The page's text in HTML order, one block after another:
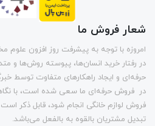
شعار فروش ما
امروزه با توجه به پیشرفت روز افزون
در رفتار خرید انسان‌ها، پیوسته روش‌ها
حرفه‌ای و ایجاد راهکارهای متفاوت توسط
در فروش حرفه‌ای ما سعی شده است، با
فروش لوازم خانگی انجام شود، قابل ذکر
تبدیل مشتریان بالقوه به بالفعل می‌باشد.